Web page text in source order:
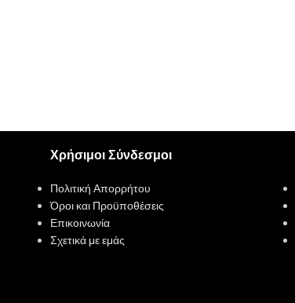
Χρήσιμοι Σύνδεσμοι
Πολιτική Απορρήτου
Όροι και Προϋποθέσεις
Επικοινωνία
Σχετικά με εμάς